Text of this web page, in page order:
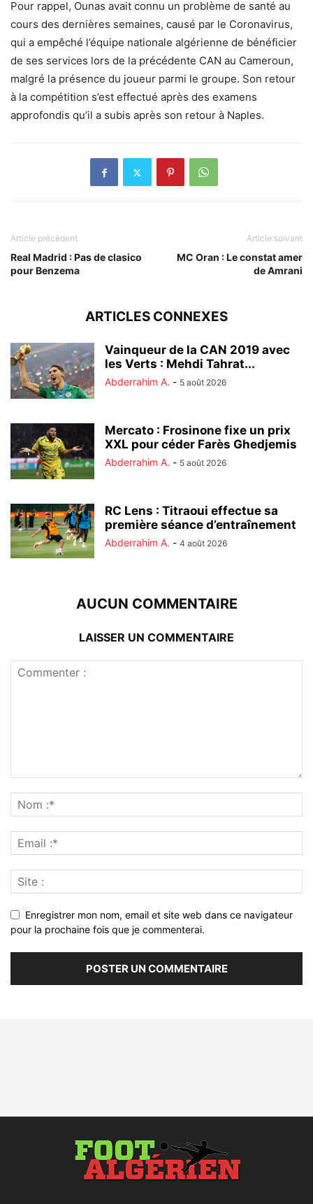
Pour rappel, Ounas avait connu un problème de santé au
cours des dernières semaines, causé par le Coronavirus,
qui a empêché l’équipe nationale algérienne de bénéficier
de ses services lors de la précédente CAN au Cameroun,
malgré la présence du joueur parmi le groupe. Son retour
à la compétition s’est effectué après des examens
approfondis qu’il a subis après son retour à Naples.
Article précédent
Real Madrid : Pas de clasico
pour Benzema
Article suivant
MC Oran : Le constat amer
de Amrani
ARTICLES CONNEXES
Vainqueur de la CAN 2019 avec
les Verts : Mehdi Tahrat...
Abderrahim A. - 5 août 2026
Mercato : Frosinone fixe un prix
XXL pour céder Farès Ghedjemis
Abderrahim A. - 5 août 2026
RC Lens : Titraoui effectue sa
première séance d’entraînement
Abderrahim A. - 4 août 2026
AUCUN COMMENTAIRE
LAISSER UN COMMENTAIRE
Enregistrer mon nom, email et site web dans ce navigateur
pour la prochaine fois que je commenterai.